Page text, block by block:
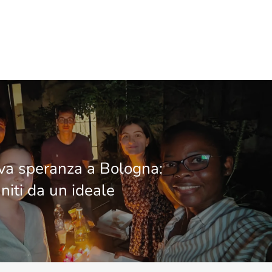
speranza a Bologna:
da un ideale